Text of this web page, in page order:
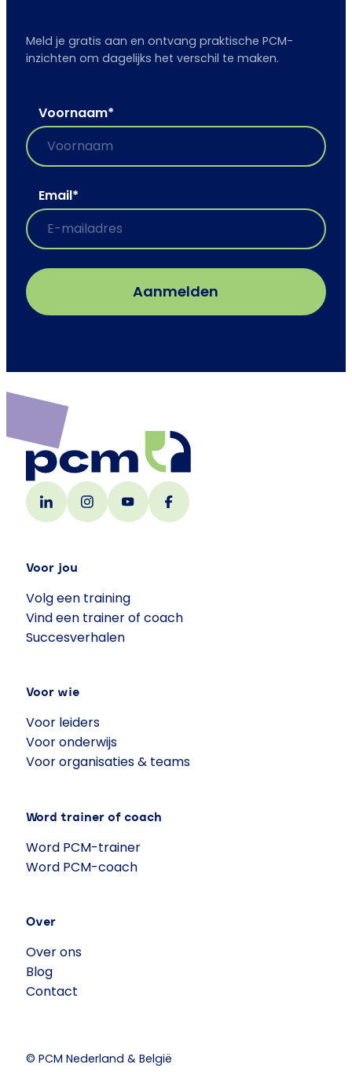
Meld je gratis aan en ontvang praktische PCM-
inzichten om dagelijks het verschil te maken.
Voornaam*
Email*
Voor jou
Volg een training
Vind een trainer of coach
Succesverhalen
Voor wie
Voor leiders
Voor onderwijs
Voor organisaties & teams
Word trainer of coach
Word PCM-trainer
Word PCM-coach
Over
Over ons
Blog
Contact
© PCM Nederland & België